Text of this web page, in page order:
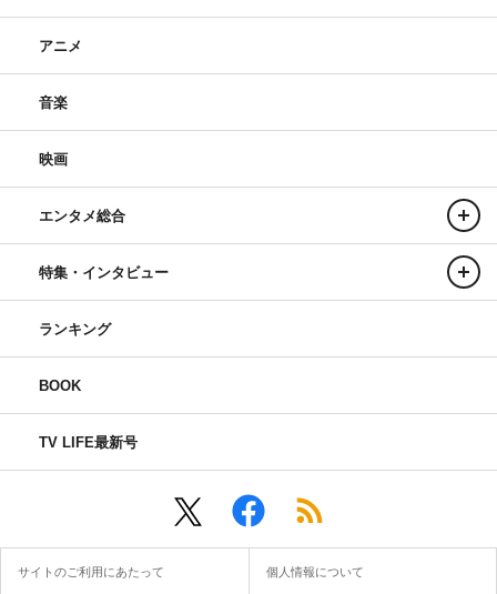
アニメ
音楽
映画
エンタメ総合
特集・インタビュー
ランキング
BOOK
TV LIFE最新号
サイトのご利用にあたって 個人情報について